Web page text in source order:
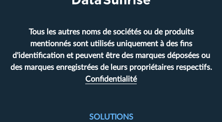
Tous les autres noms de sociétés ou de produits
mentionnés sont utilisés uniquement à des fins
d'identification et peuvent être des marques déposées ou
des marques enregistrées de leurs propriétaires respectifs.
Confidentialité
SOLUTIONS